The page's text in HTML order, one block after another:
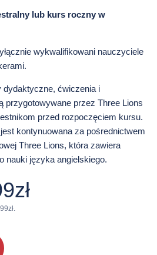
lub kurs roczny w
wykwalifikowani nauczyciele
dydaktyczne, ćwiczenia i
przygotowywane przez Three Lions
przed rozpoczęciem kursu.
kontynuowana za pośrednictwem
Three Lions, która zawiera
nauki języka angielskiego.
złZakres
zł.